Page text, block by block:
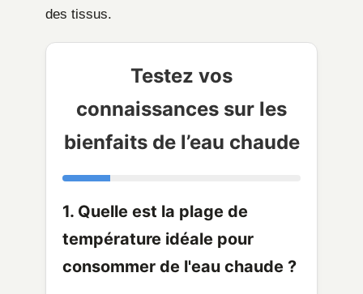
des tissus.
Testez vos
connaissances sur les
bienfaits de l’eau chaude
1. Quelle est la plage de
température idéale pour
consommer de l'eau chaude ?